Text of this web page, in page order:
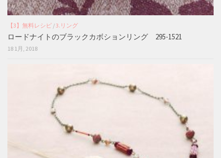
【3】無料レシピ /3.リング
ロードナイトのブラックカボションリング 295-1521
18 1月, 2018